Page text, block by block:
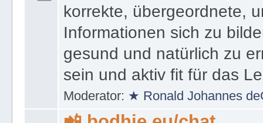
korrekte, übergeordnete,
Informationen sich zu
gesund und natürlich zu
sein und aktiv fit für das
Moderator: ★ Ronald Johannes